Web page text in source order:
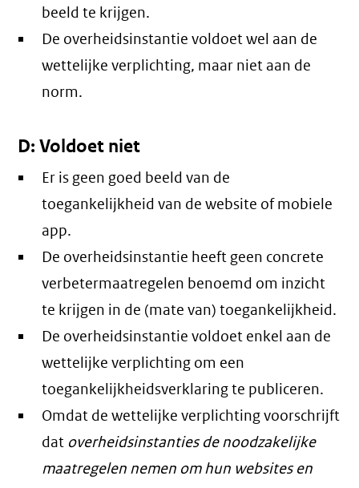
beeld te krijgen.
De overheidsinstantie voldoet wel aan de
wettelijke verplichting, maar niet aan de
norm.
D: Voldoet niet
Er is geen goed beeld van de
toegankelijkheid van de website of mobiele
app.
De overheidsinstantie heeft geen concrete
verbetermaatregelen benoemd om inzicht
te krijgen in de (mate van) toegankelijkheid.
De overheidsinstantie voldoet enkel aan de
wettelijke verplichting om een
toegankelijkheidsverklaring te publiceren.
Omdat de wettelijke verplichting voorschrijft
dat overheidsinstanties de noodzakelijke
maatregelen nemen om hun websites en